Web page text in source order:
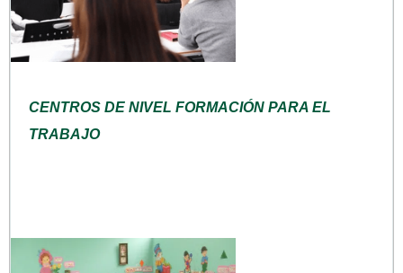
CENTROS DE NIVEL FORMACIÓN PARA EL
TRABAJO